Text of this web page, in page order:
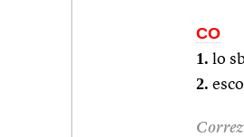
CO
1. lo
2.